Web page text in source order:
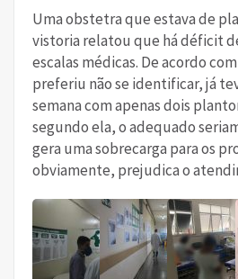
Uma obstetra que estava de
vistoria relatou que há déficit
escalas médicas. De acordo
preferiu não se identificar, já
semana com apenas dois
segundo ela, o adequado
gera uma sobrecarga para os
obviamente, prejudica o